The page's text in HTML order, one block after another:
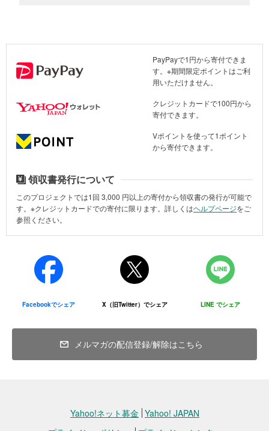
PayPayで1円から寄付できま
す。※期間限定ポイントはご利
用いただけません。
クレジットカードで100円から
寄付できます。
Vポイントを使って1ポイント
から寄付できます。
領収書発行について
このプロジェクトでは1回 3,000 円以上の寄付から領収書の発行が可能で
す。※クレジットカードでの寄付に限ります。詳しくはヘルプページをご
参照ください。
Facebookでシェア X（旧Twitter）でシェア LINE でシェア
メルマガの配信登録/解除はこちら
Yahoo!ネット募金 Yahoo! JAPAN